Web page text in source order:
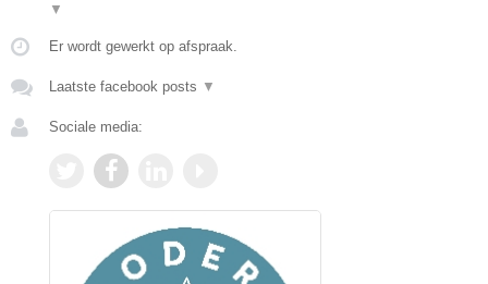
▼
Er wordt gewerkt op afspraak.
Laatste facebook posts ▼
Sociale media: